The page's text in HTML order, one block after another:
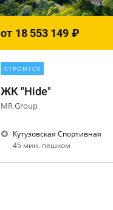
от 18 553 149 ₽
СТРОИТСЯ
ЖК "Hide"
MR Group
Кутузовская Спортивная
45 мин. пешком